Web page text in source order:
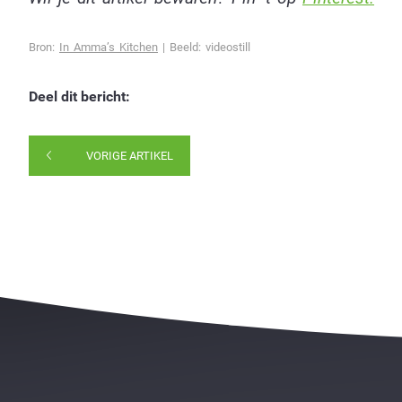
Bron: In Amma’s Kitchen | Beeld: videostill
Deel dit bericht:
VORIGE ARTIKEL